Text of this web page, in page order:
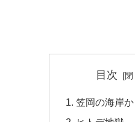
目次
笠岡の海岸